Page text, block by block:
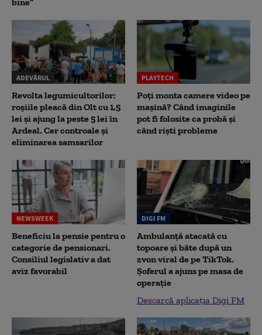
ADEVĂRUL
Revolta legumicultorilor:
roșiile pleacă din Olt cu 1,5
lei și ajung la peste 5 lei în
Ardeal. Cer controale și
eliminarea samsarilor
PLAYTECH
Poți monta camere video pe
mașină? Când imaginile
pot fi folosite ca probă și
când riști probleme
NEWSWEEK
Beneficiu la pensie pentru o
categorie de pensionari.
Consiliul legislativ a dat
aviz favorabil
DIGI FM
Ambulanță atacată cu
topoare și bâte după un
zvon viral de pe TikTok.
Șoferul a ajuns pe masa de
operație
Descarcă aplicația Digi FM